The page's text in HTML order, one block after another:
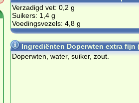
Verzadigd vet: 0,2 g
Suikers: 1,4 g
Voedingsvezels: 4,8 g
Ingrediënten Doperwten extra fijn
Doperwten, water, suiker, zout.